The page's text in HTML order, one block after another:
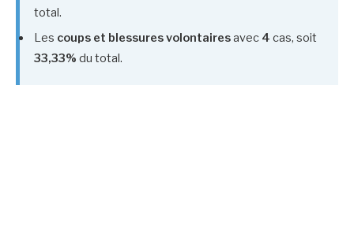
total.
Les coups et blessures volontairesavec 4 cas, soit
33,33% du total.